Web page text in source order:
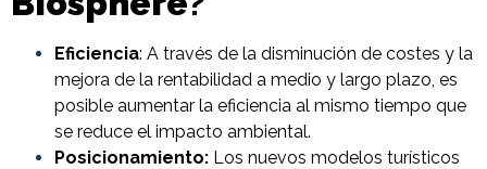
Eficiencia: A través de la disminución de costes y la
mejora de la rentabilidad a medio y largo plazo, es
posible aumentar la eficiencia al mismo tiempo que
se reduce el impacto ambiental.
Posicionamiento: Los nuevos modelos turísticos